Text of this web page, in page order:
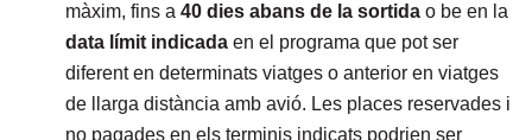
màxim, fins a 40 dies abans de la sortida o be en la
data límit indicada en el programa que pot ser
diferent en determinats viatges o anterior en viatges
de llarga distància amb avió. Les places reservades i
no pagades en els terminis indicats podrien ser